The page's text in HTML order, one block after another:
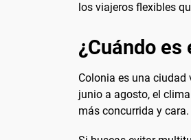
los viajeros flexibles
¿Cuándo
Colonia es una ciudad
junio a agosto, el
más concurrida y cara.